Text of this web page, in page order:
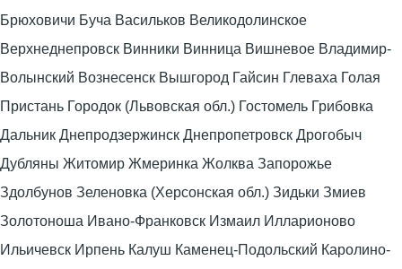
Брюховичи Буча Васильков Великодолинское
Верхнеднепровск Винники Винница Вишневое Владимир-
Волынский Вознесенск Вышгород Гайсин Глеваха Голая
Пристань Городок (Львовская обл.) Гостомель Грибовка
Дальник Днепродзержинск Днепропетровск Дрогобыч
Дубляны Житомир Жмеринка Жолква Запорожье
Здолбунов Зеленовка (Херсонская обл.) Зидьки Змиев
Золотоноша Ивано-Франковск Измаил Илларионово
Ильичевск Ирпень Калуш Каменец-Подольский Каролино-